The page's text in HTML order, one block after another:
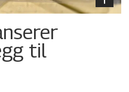
til